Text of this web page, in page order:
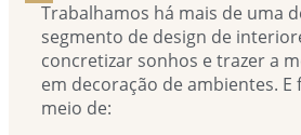
Trabalhamos há mais de uma
segmento de design de
concretizar sonhos e trazer a
em decoração de ambientes. E
meio de: